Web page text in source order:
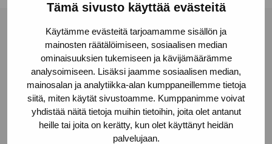
Tämä sivusto käyttää evästeitä
Käytämme evästeitä tarjoamamme sisällön ja
mainosten räätälöimiseen, sosiaalisen median
ominaisuuksien tukemiseen ja kävijämäärämme
analysoimiseen. Lisäksi jaamme sosiaalisen median,
mainosalan ja analytiikka-alan kumppaneillemme tietoja
siitä, miten käytät sivustoamme. Kumppanimme voivat
yhdistää näitä tietoja muihin tietoihin, joita olet antanut
heille tai joita on kerätty, kun olet käyttänyt heidän
palvelujaan.
Stiftelsen Pro Artibus
Gustav Wasas gata 11
10600 Ekenäs
proartibus@proartibus.fi
+358 (0)50 371 6339